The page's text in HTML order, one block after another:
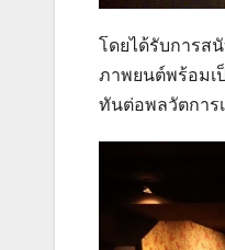
โดยได้รับการส
ภาพยนต์พร้อมเ
ทันต่อพลวัตการ